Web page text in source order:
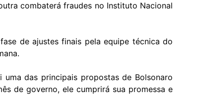
combaterá fraudes no Instituto Nacional
de ajustes finais pela equipe técnica do
das principais propostas de Bolsonaro
de governo, ele cumprirá sua promessa e